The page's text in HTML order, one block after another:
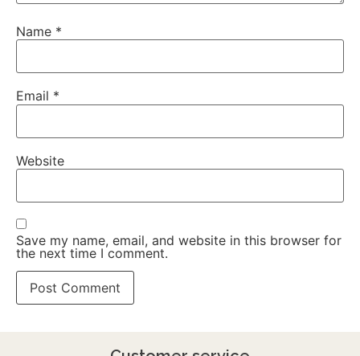
Name *
Email *
Website
Save my name, email, and website in this browser for
the next time I comment.